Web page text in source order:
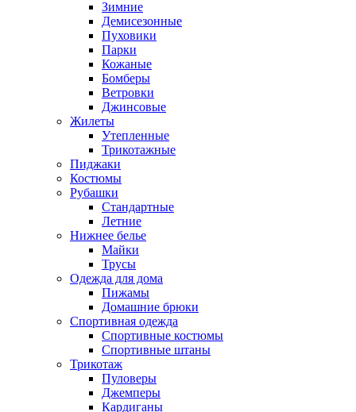
Зимние
Демисезонные
Пуховики
Парки
Кожаные
Бомберы
Ветровки
Джинсовые
Жилеты
Утепленные
Трикотажные
Пиджаки
Костюмы
Рубашки
Стандартные
Летние
Нижнее белье
Майки
Трусы
Одежда для дома
Пижамы
Домашние брюки
Спортивная одежда
Спортивные костюмы
Спортивные штаны
Трикотаж
Пуловеры
Джемперы
Кардиганы